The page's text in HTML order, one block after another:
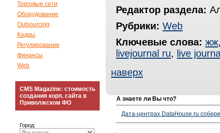
Торговые сети
Оборудование
Outsourcing
Кадры
Регулирование
Финансы
Web
CMS Magazine: стоимость
создания корп. сайта в
Приволжском ФО
Город:
Редактор раздела:
Рубрики: Web
Ключевые слова: жж
livejournal ru, live
наверх
А знаете ли Вы что?
Дата-центрах DataHouse.ru